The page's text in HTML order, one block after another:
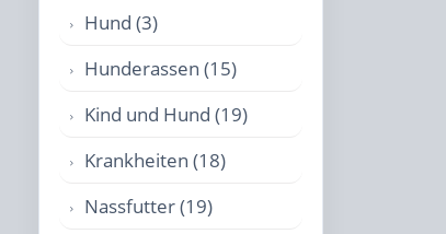
Hund (3)
Hunderassen (15)
Kind und Hund (19)
Krankheiten (18)
Nassfutter (19)